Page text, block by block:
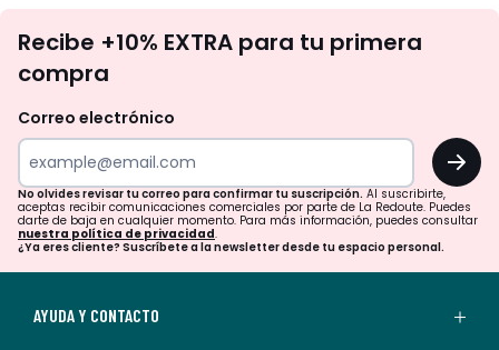
te
tu
para
confirmar
tu
suscripción.
Recibe +10% EXTRA para tu primera
compra
Correo electrónico
OK
No olvides revisar tu correo para confirmar tu suscripción. Al suscribirte,
aceptas recibir comunicaciones comerciales por parte de La Redoute. Puedes
darte de baja en cualquier momento. Para más información, puedes consultar
nuestra política de privacidad.
¿Ya eres cliente? Suscríbete a la newsletter desde tu espacio personal.
AYUDA Y CONTACTO